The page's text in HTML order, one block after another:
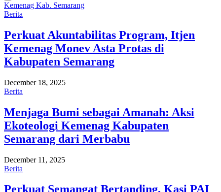
Kemenag Kab. Semarang
Berita
Perkuat Akuntabilitas Program, Itjen
Kemenag Monev Asta Protas di
Kabupaten Semarang
December 18, 2025
Berita
Menjaga Bumi sebagai Amanah: Aksi
Ekoteologi Kemenag Kabupaten
Semarang dari Merbabu
December 11, 2025
Berita
Perkuat Semangat Bertanding, Kasi PAI